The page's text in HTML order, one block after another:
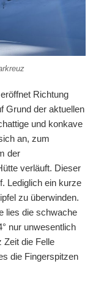
Richtung
Grund der aktuellen
und konkave
an, zum
der
verläuft. Dieser
Lediglich ein kurze
zu überwinden.
lies die schwache
nur unwesentlich
Zeit die Felle
die Fingerspitzen